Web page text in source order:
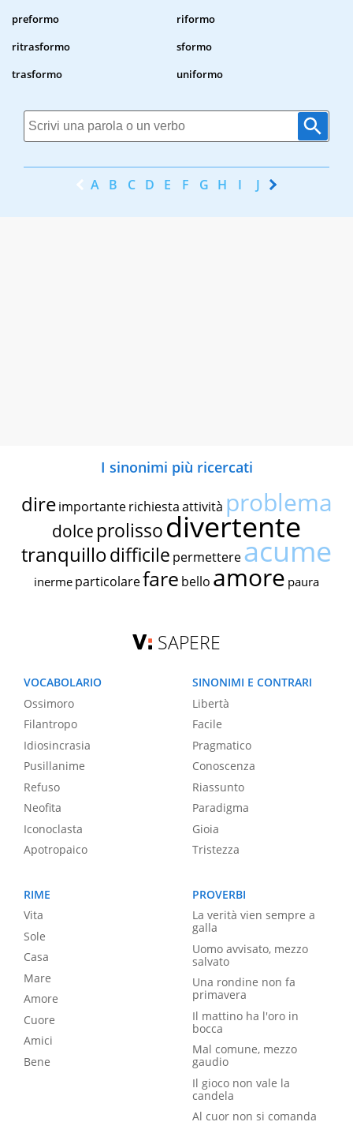
preformo
riformo
ritrasformo
sformo
trasformo
uniformo
A B C D E F G H I J K
I sinonimi più ricercati
dire importante richiestaattività problema
dolce prolissodivertente
tranquillodifficile permettereacume
inerme particolarefare bello amore paura
SAPERE
VOCABOLARIO
Ossimoro
Filantropo
Idiosincrasia
Pusillanime
Refuso
Neofita
Iconoclasta
Apotropaico
SINONIMI E CONTRARI
Libertà
Facile
Pragmatico
Conoscenza
Riassunto
Paradigma
Gioia
Tristezza
RIME
Vita
Sole
Casa
Mare
Amore
Cuore
Amici
Bene
PROVERBI
La verità vien sempre a
galla
Uomo avvisato, mezzo
salvato
Una rondine non fa
primavera
Il mattino ha l'oro in
bocca
Mal comune, mezzo
gaudio
Il gioco non vale la
candela
Al cuor non si comanda